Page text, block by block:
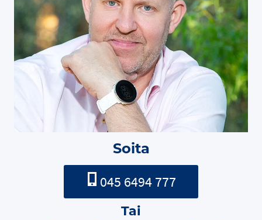
Soita
045 6494 777
Tai